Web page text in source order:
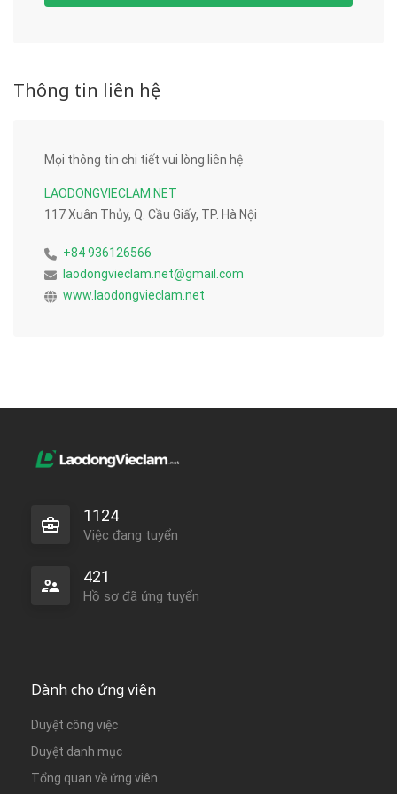
Thông tin liên hệ
Mọi thông tin chi tiết vui lòng liên hệ
LAODONGVIECLAM.NET
117 Xuân Thủy, Q. Cầu Giấy, TP. Hà Nội
+84 936126566
laodongvieclam.net@gmail.com
www.laodongvieclam.net
1124
Việc đang tuyển
421
Hồ sơ đã ứng tuyển
Dành cho ứng viên
Duyệt công việc
Duyệt danh mục
Tổng quan về ứng viên